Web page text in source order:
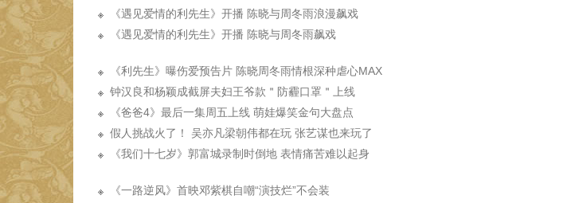
《遇见爱情的利先生》开播 陈晓与周冬雨浪漫飙戏
《遇见爱情的利先生》开播 陈晓与周冬雨飙戏
《利先生》曝伤爱预告片 陈晓周冬雨情根深种虐心MAX
钟汉良和杨颖成截屏夫妇王爷款＂防霾口罩＂上线
《爸爸4》最后一集周五上线 萌娃爆笑金句大盘点
假人挑战火了！ 吴亦凡梁朝伟都在玩 张艺谋也来玩了
《我们十七岁》郭富城录制时倒地 表情痛苦难以起身
《一路逆风》首映邓紫棋自嘲“演技烂”不会装